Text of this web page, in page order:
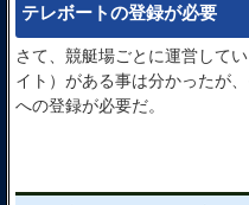
テレボートの登録が必要
さて、競艇場ごとに運営して
イト）がある事は分かったが
への登録が必要だ。